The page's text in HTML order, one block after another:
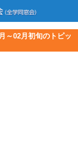
～02月初旬のトピッ